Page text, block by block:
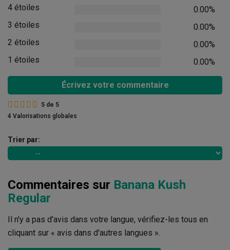
4 étoiles
0.00%
3 étoiles
0.00%
2 étoiles
0.00%
1 étoiles
0.00%
Écrivez votre commentaire
5 de 5
4 Valorisations globales
Trier par:
Commentaires sur Banana Kush
Regular
Il n'y a pas d'avis dans votre langue, vérifiez-les tous en
cliquant sur « avis dans d'autres langues ».